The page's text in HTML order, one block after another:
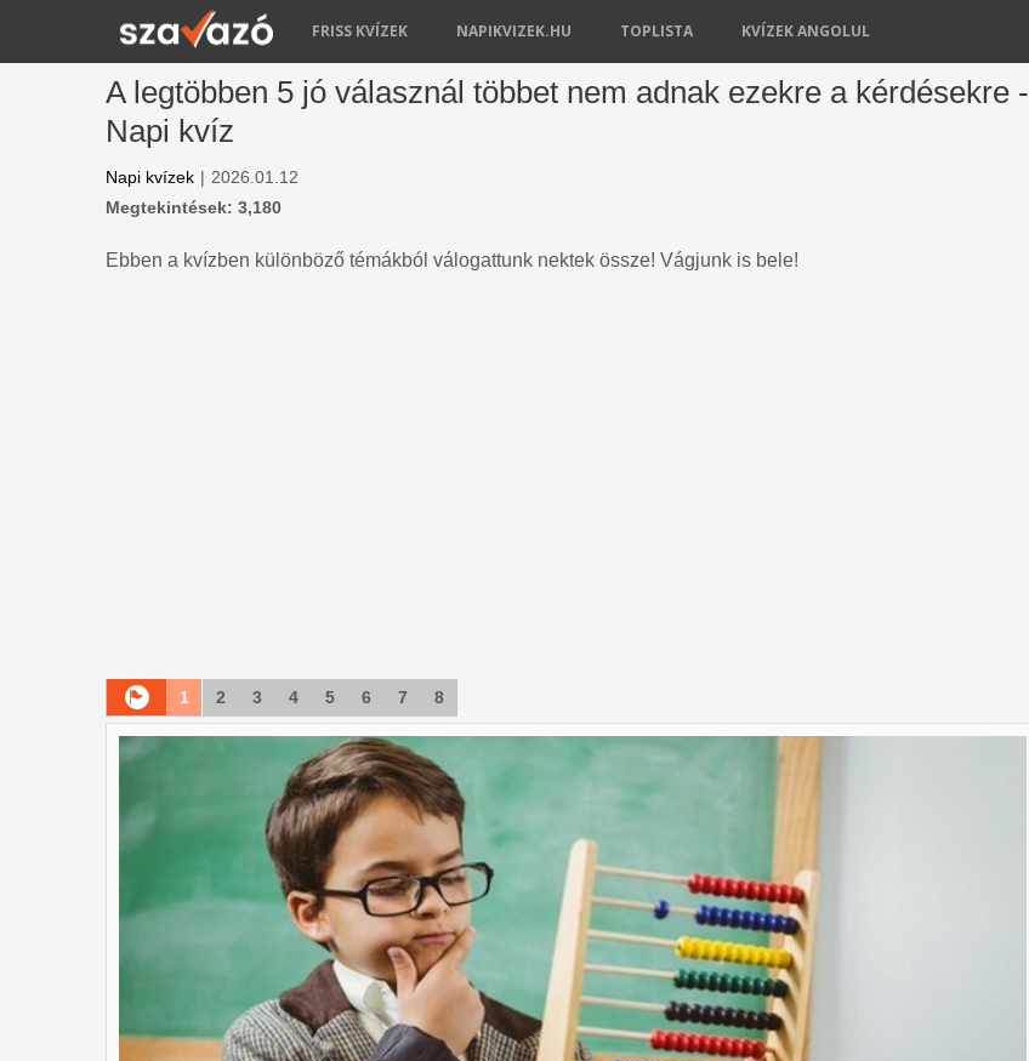
FRISS KVÍZEK NAPIKVIZEK.HU TOPLISTA KVÍZEK ANGOLUL
A legtöbben 5 jó válasznál többet nem adnak ezekre a kérdésekre -
Napi kvíz
Napi kvízek | 2026.01.12
Megtekintések: 3,180
Ebben a kvízben különböző témákból válogattunk nektek össze! Vágjunk is bele!
1 2 3 4 5 6 7 8